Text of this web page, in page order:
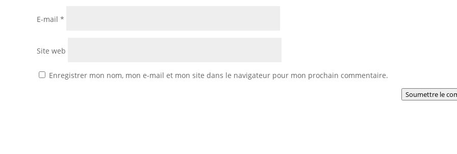
E-mail *
Site web
Enregistrer mon nom, mon e-mail et mon site dans le navigateur pour mon prochain commentaire.
Soumettre le